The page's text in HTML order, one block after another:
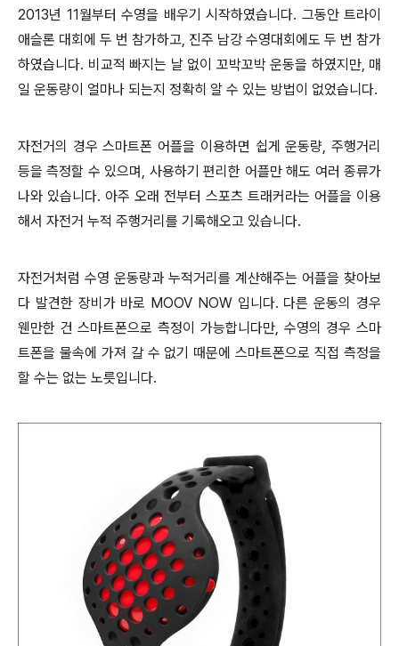
2013년 11월부터 수영을 배우기 시작하였습니다. 그동안 트라이
애슬론 대회에 두 번 참가하고, 진주 남강 수영대회에도 두 번 참가
하였습니다. 비교적 빠지는 날 없이 꼬박꼬박 운동을 하였지만, 매
일 운동량이 얼마나 되는지 정확히 알 수 있는 방법이 없었습니다.
자전거의 경우 스마트폰 어플을 이용하면 쉽게 운동량, 주행거리
등을 측정할 수 있으며, 사용하기 편리한 어플만 해도 여러 종류가
나와 있습니다. 아주 오래 전부터 스포츠 트래커라는 어플을 이용
해서 자전거 누적 주행거리를 기록해오고 있습니다.
자전거처럼 수영 운동량과 누적거리를 계산해주는 어플을 찾아보
다 발견한 장비가 바로 MOOV NOW 입니다. 다른 운동의 경우
웬만한 건 스마트폰으로 측정이 가능합니다만, 수영의 경우 스마
트폰을 물속에 가져 갈 수 없기 때문에 스마트폰으로 직접 측정을
할 수는 없는 노릇입니다.